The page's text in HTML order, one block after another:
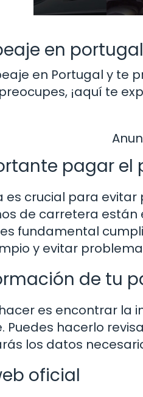
en
en Portugal y te
¡aquí te
pagar el
crucial para evitar
de carretera
fundamental
y evitar
de tu
es encontrar
Puedes hacerlo
los datos
oficial